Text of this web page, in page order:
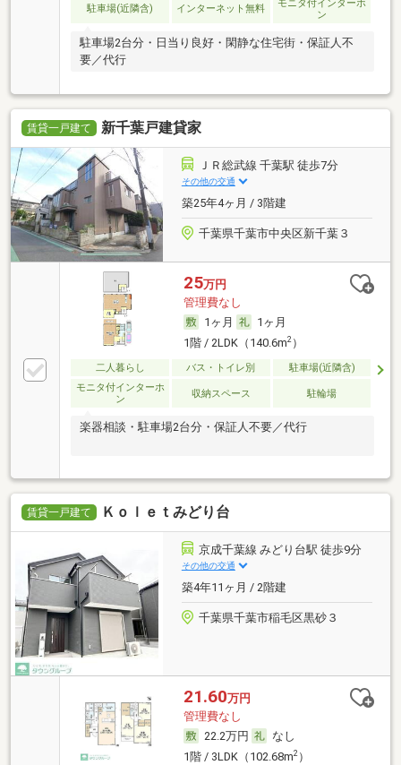
駐車場(近隣含) インターネット無料
モニタ付インターホ
ン
駐車場2台分・日当り良好・閑静な住宅街・保証人不
要／代行
賃貸一戸建て 新千葉戸建貸家
ＪＲ総武線 千葉駅 徒歩7分
その他の交通
築25年4ヶ月 / 3階建
千葉県千葉市中央区新千葉３
25万円
管理費なし
1ヶ月
1ヶ月
1階 / 2LDK（140.6m2）
二人暮らし バス・トイレ別
駐車場(近隣含)
モニタ付インターホ
ン
収納スペース 駐輪場
楽器相談・駐車場2台分・保証人不要／代行
賃貸一戸建て Ｋｏｌｅｔみどり台
京成千葉線 みどり台駅 徒歩9分
その他の交通
築4年11ヶ月 / 2階建
千葉県千葉市稲毛区黒砂３
21.60万円
管理費なし
22.2万円
なし
1階 / 3LDK（102.68m2）